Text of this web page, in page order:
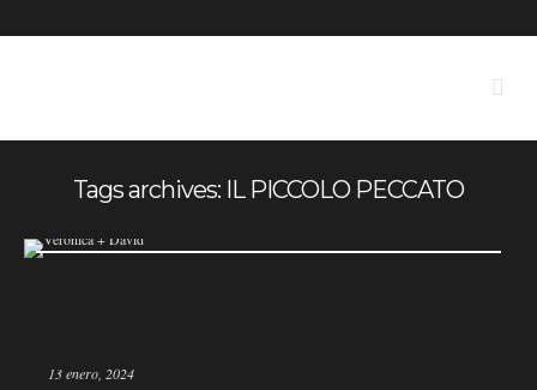
Tags archives: IL PICCOLO PECCATO
13 enero, 2024